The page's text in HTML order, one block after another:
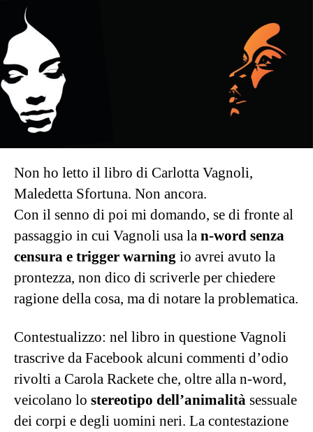
Non ho letto il libro di Carlotta Vagnoli,
Maledetta Sfortuna. Non ancora.
Con il senno di poi mi domando, se di fronte al
passaggio in cui Vagnoli usa la n-word senza
censura e trigger warning io avrei avuto la
prontezza, non dico di scriverle per chiedere
ragione della cosa, ma di notare la problematica.
Contestualizzo: nel libro in questione Vagnoli
trascrive da Facebook alcuni commenti d’odio
rivolti a Carola Rackete che, oltre alla n-word,
veicolano lo stereotipo dell’animalità sessuale
dei corpi e degli uomini neri. La contestazione